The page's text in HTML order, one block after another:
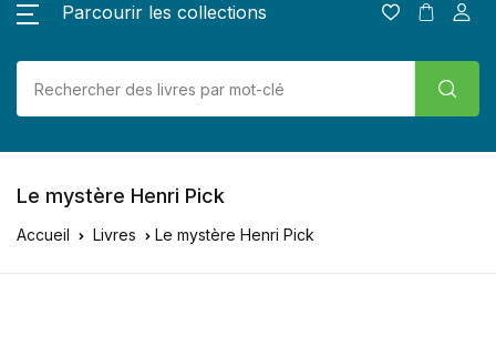
Parcourir les collections
Le mystère Henri Pick
Accueil Livres Le mystère Henri Pick